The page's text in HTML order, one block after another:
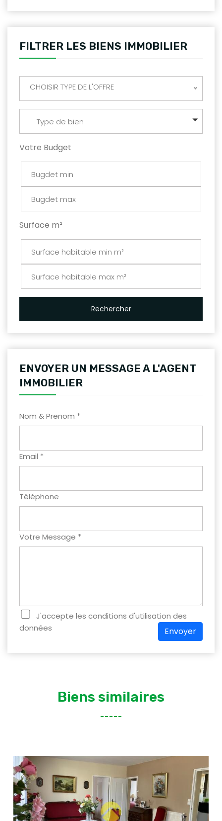
FILTRER LES BIENS IMMOBILIER
CHOISIR TYPE DE L'OFFRE
Type de bien
Votre Budget
Surface m²
Rechercher
ENVOYER UN MESSAGE A L'AGENT
IMMOBILIER
Nom & Prenom *
Email *
Téléphone
Votre Message *
J'accepte les conditions d'utilisation des
données
Envoyer
Biens similaires